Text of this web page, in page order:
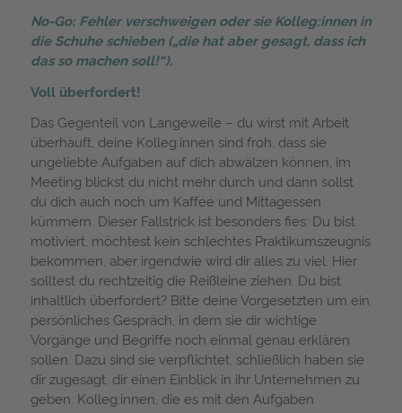
No-Go: Fehler verschweigen oder sie Kolleg:innen in
die Schuhe schieben („die hat aber gesagt, dass ich
das so machen soll!“).
Voll überfordert!
Das Gegenteil von Langeweile – du wirst mit Arbeit
überhäuft, deine Kolleg:innen sind froh, dass sie
ungeliebte Aufgaben auf dich abwälzen können, im
Meeting blickst du nicht mehr durch und dann sollst
du dich auch noch um Kaffee und Mittagessen
kümmern. Dieser Fallstrick ist besonders fies: Du bist
motiviert, möchtest kein schlechtes Praktikumszeugnis
bekommen, aber irgendwie wird dir alles zu viel. Hier
solltest du rechtzeitig die Reißleine ziehen. Du bist
inhaltlich überfordert? Bitte deine Vorgesetzten um ein
persönliches Gespräch, in dem sie dir wichtige
Vorgänge und Begriffe noch einmal genau erklären
sollen. Dazu sind sie verpflichtet, schließlich haben sie
dir zugesagt, dir einen Einblick in ihr Unternehmen zu
geben. Kolleg:innen, die es mit den Aufgaben